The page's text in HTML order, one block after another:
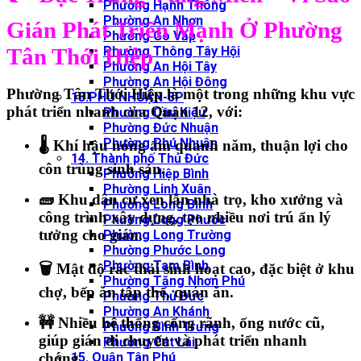
Phường Hạnh Thông
Phường An Nhơn
Phường Gò Vấp
Phường Thông Tây Hội
Phường An Hội Tây
Phường An Hội Đông
13.PHÚ NHUẬN-3P
Phường Cầu Kiệu
Phường Đức Nhuận
Phường Phú Nhuận
14. Thành phố Thủ Đức
Phường Hiệp Bình
Phường Linh Xuân
Phường Long Bình
Phường Long Phước
Phường Long Trường
Phường Phước Long
Phường Tam Bình
Phường Tăng Nhơn Phú
Phường Thủ Đức
Phường An Khánh
Phường Bình Trưng
Phường Cát Lái
15. Quận Tân Phú
Gián Phát Triển Mạnh Ở Phường
Tân Thới Hiệp
PhườngTân Thới Hiệplà một trong những khu vực
phát triển nhanh củaQuận 12, với:
🌡 Khí hậu nóng ẩm quanh năm, thuận lợi cho
côn trùng sinh sản.
🧱 Khu dân cư xen lẫn nhà trọ, kho xưởng và
công trình xây dựng, tạo nhiều nơi trú ẩn lý
tưởng cho gián.
🗑 Mật độ rác thải sinh hoạt cao, đặc biệt ở khu
chợ, bếp ăn tập thể, quán ăn.
🚧Nhiều hệ thống cống rãnh, ống nước cũ,
giúp gián di chuyển và phát triển nhanh